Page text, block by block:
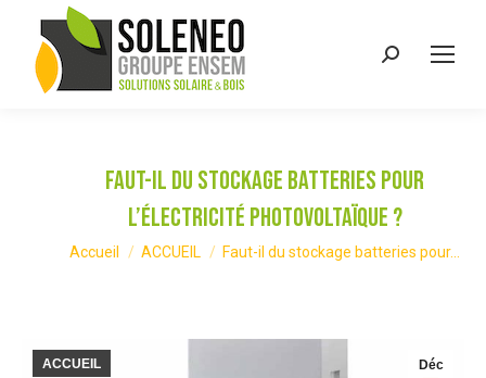
Recherche
Faut-il du stockage batteries pour
l’électricité photovoltaïque ?
Vous êtes ici :
Accueil ACCUEIL Faut-il du stockage batteries pour…
Déc
ACCUEIL